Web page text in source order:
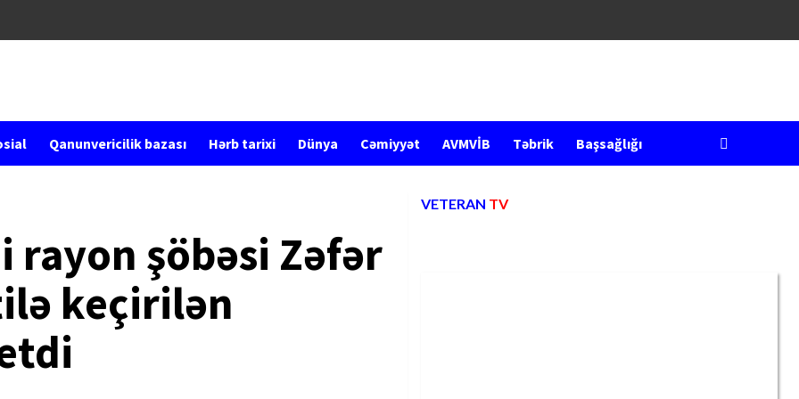
Qanunvericilik bazası Hərb tarixi Dünya Cəmiyyət AVMVİB Təbrik Başsağlığı
rayon şöbəsi Zəfər
keçirilən
VETERAN TV